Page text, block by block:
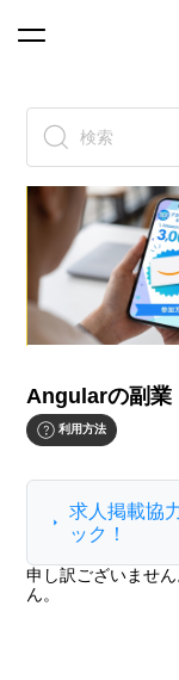
検索
Angularの副業
利用方法
求人掲載協
ック！
申し訳ございませ
ん。